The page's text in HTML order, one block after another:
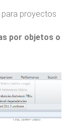
proyectos
por objetos o